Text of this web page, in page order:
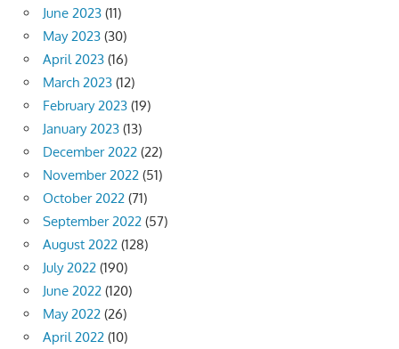
June 2023 (11)
May 2023 (30)
April 2023 (16)
March 2023 (12)
February 2023 (19)
January 2023 (13)
December 2022 (22)
November 2022 (51)
October 2022 (71)
September 2022 (57)
August 2022 (128)
July 2022 (190)
June 2022 (120)
May 2022 (26)
April 2022 (10)